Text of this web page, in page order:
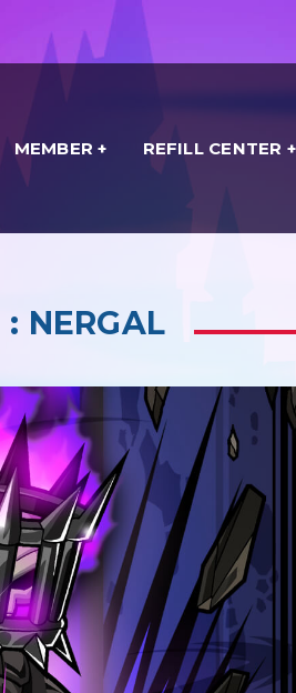
MEMBER REFILL CENTER
NERGAL